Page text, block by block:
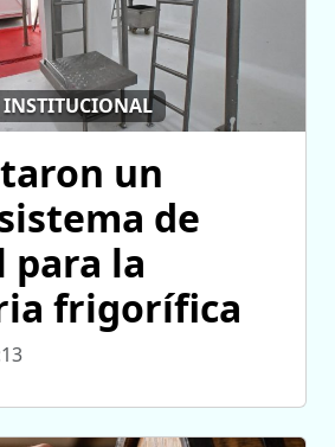
un
de
para la
frigorífica